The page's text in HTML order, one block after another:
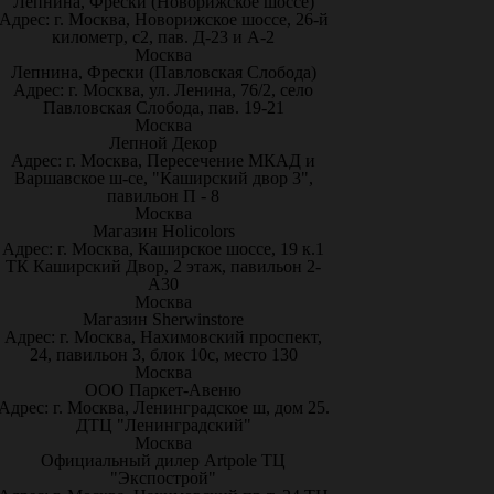
г. Москва, Новорижское шоссе, 26-й
километр, с2, пав. Д-23 и А-2
Москва
Лепнина, Фрески (Павловская Слобода)
Адрес: г. Москва, ул. Ленина, 76/2, село
Павловская Слобода, пав. 19-21
Москва
Лепной Декор
Адрес: г. Москва, Пересечение МКАД и
Варшавское ш-се, "Каширский двор 3",
павильон П - 8
Москва
Магазин Holicolors
Адрес: г. Москва, Каширское шоссе, 19 к.1
ТК Каширский Двор, 2 этаж, павильон 2-
А30
Москва
Магазин Sherwinstore
Адрес: г. Москва, Нахимовский проспект,
24, павильон 3, блок 10с, место 130
Москва
ООО Паркет-Авeню
г. Москва, Ленинградское ш, дом 25.
ДТЦ "Ленинградский"
Москва
Официальный дилер Artpole ТЦ
"Экспострой"